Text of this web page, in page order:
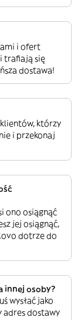
i ofert
trafiają się
dostawa!
którzy
i przekonaj
ono osiągnąć
jej osiągnąć,
dotrze do
innej osoby?
wysłać jako
adres dostawy